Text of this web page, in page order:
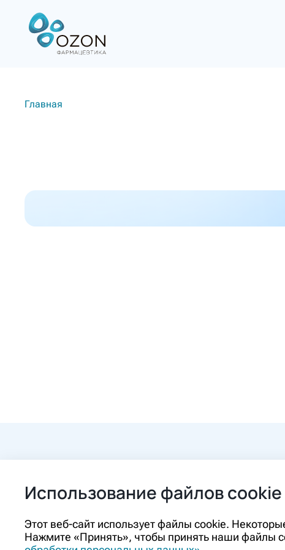
Главная
+7 (84862) 2-90-
ozon@ozon-
Использование файлов cookie
Этот веб-сайт использует файлы cookie.
Нажмите «Принять», чтобы принять наши файлы